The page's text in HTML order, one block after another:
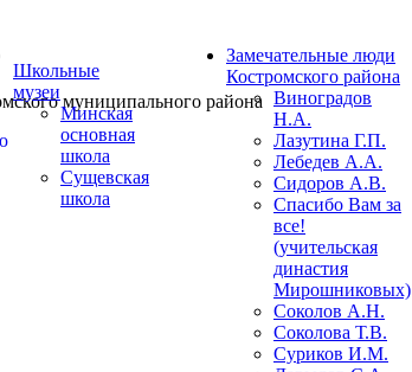
Школьные
музеи
Минская
основная
школа
Сущевская
школа
Замечательные люди
Костромского района
Виноградов
Н.А.
Лазутина Г.П.
Лебедев А.А.
Сидоров А.В.
Спасибо Вам за
все!
(учительская
династия
Мирошниковых)
Соколов А.Н.
Соколова Т.В.
Суриков И.М.